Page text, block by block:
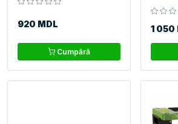
920 MDL
Cumpără
1 050